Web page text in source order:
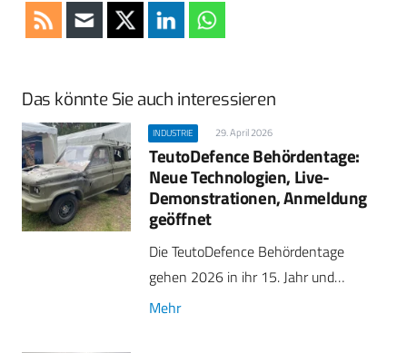
Das könnte Sie auch interessieren
INDUSTRIE 29. April 2026
TeutoDefence Behördentage:
Neue Technologien, Live-
Demonstrationen, Anmeldung
geöffnet
Die TeutoDefence Behördentage
gehen 2026 in ihr 15. Jahr und…
Mehr